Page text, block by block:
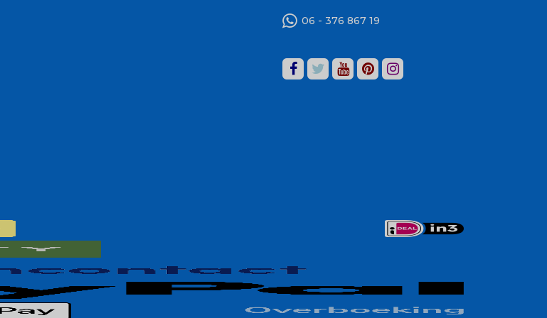
06 - 376 867 19